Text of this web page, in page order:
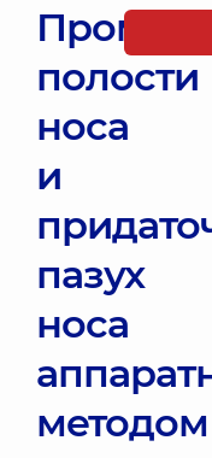
полости
носа
и
пазух
носа
методом